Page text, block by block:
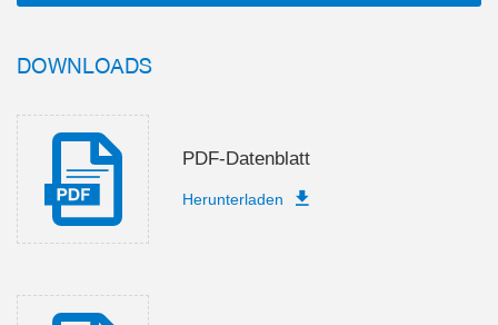
DOWNLOADS
PDF-Datenblatt
Herunterladen